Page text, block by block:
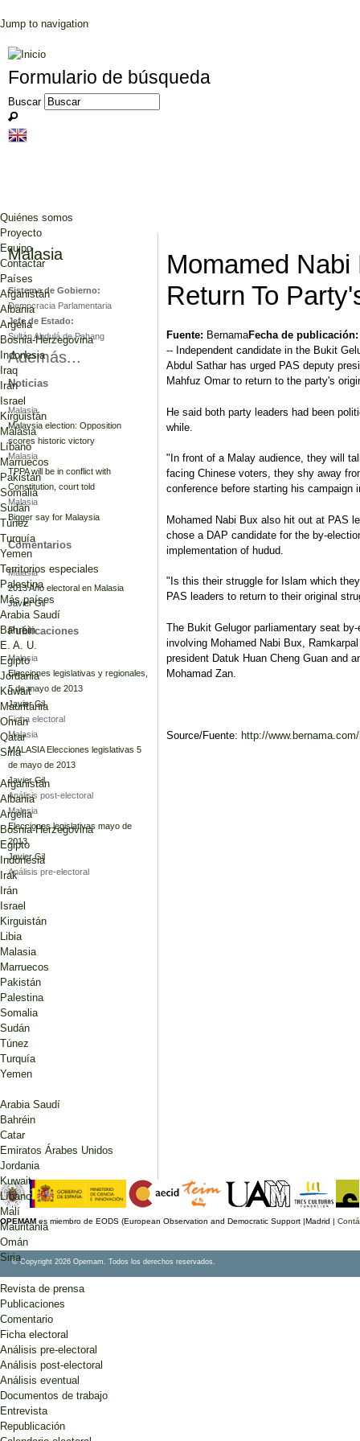
Jump to navigation
Formulario de búsqueda
Buscar
Momamed Nabi
Return To
Fuente: BernamaFecha de
-- Independent candidate in the Bukit
Abdul Sathar has urged PAS deputy
Mahfuz Omar to return to the party's
He said both party leaders had been
while.
"In front of a Malay audience, they will
facing Chinese voters, they shy away
conference before starting his campaign
Mohamed Nabi Bux also hit out at PAS
chose a DAP candidate for the by-
implementation of hudud.
"Is this their struggle for Islam which
PAS leaders to return to their original
The Bukit Gelugor parliamentary seat
involving Mohamed Nabi Bux,
president Datuk Huan Cheng Guan and
Mohamad Zan.
Source/Fuente: http://
Quiénes somos
Proyecto
Equipo
Contactar
Países
Afganistán
Albania
Argelia
Bosnia-Herzegovina
Indonesia
Iraq
Irán
Israel
Kirguistán
Malasia
Líbano
Marruecos
Pakistán
Somalia
Sudán
Túnez
Turquía
Yemen
Territorios especiales
Palestina
Más países
Arabia Saudí
Bahréin
E. A. U.
Egipto
Jordania
Kuwait
Mauritania
Omán
Qatar
Siria
Afganistán
Albania
Argelia
Bosnia-Herzegovina
Egipto
Indonesia
Irak
Irán
Israel
Kirguistán
Libia
Malasia
Marruecos
Pakistán
Palestina
Somalia
Sudán
Túnez
Turquía
Yemen
Arabia Saudí
Bahréin
Catar
Emiratos Árabes Unidos
Jordania
Kuwait
Líbano
Malí
Mauritania
Omán
Siria
Revista de prensa
Publicaciones
Comentario
Ficha electoral
Análisis pre-electoral
Análisis post-electoral
Análisis eventual
Documentos de trabajo
Entrevista
Republicación
Malasia
Sistema de Gobierno:
Democracia Parlamentaria
Jefe de Estado:
Sultán Abdulá de Pahang
Además...
Noticias
Malasia
Malaysia election: Opposition
scores historic victory
Malasia
TPPA will be in conflict with
Constitution, court told
Malasia
Bigger say for Malaysia
Comentarios
Malasia
2013 Año electoral en Malasia
Javier Gil
Publicaciones
Malasia
Elecciones legislativas y regionales,
5 de mayo de 2013
Javier Gil
Ficha electoral
Malasia
MALASIA Elecciones legislativas 5
de mayo de 2013
Javier Gil
Análisis post-electoral
Malasia
Elecciones legislativas mayo de
2013
Javier Gil
Análisis pre-electoral
OPEMAM es miembro de EODS (European Observation and Democratic Support |Madrid |
© Copyright 2026 Opemam. Todos los derechos reservados.